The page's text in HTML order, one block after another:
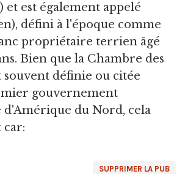
est également appelé
défini à l'époque comme
propriétaire terrien âgé
Bien que la Chambre des
souvent définie ou citée
gouvernement
du Nord, cela
car:
SUPPRIMER LA PUB